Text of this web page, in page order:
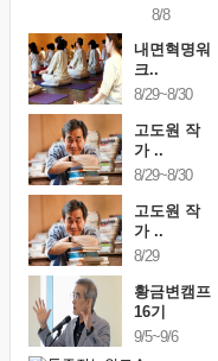
8/8
내면혁명워
크..
8/29~8/30
고도원 작
가 ..
8/29~8/30
고도원 작
가 ..
8/29
황금변캠프
16기
9/5~9/6